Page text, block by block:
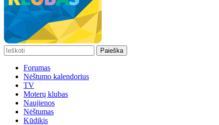
Paieška
Forumas
Nėštumo kalendorius
TV
Moterų klubas
Naujienos
Nėštumas
Kūdikis